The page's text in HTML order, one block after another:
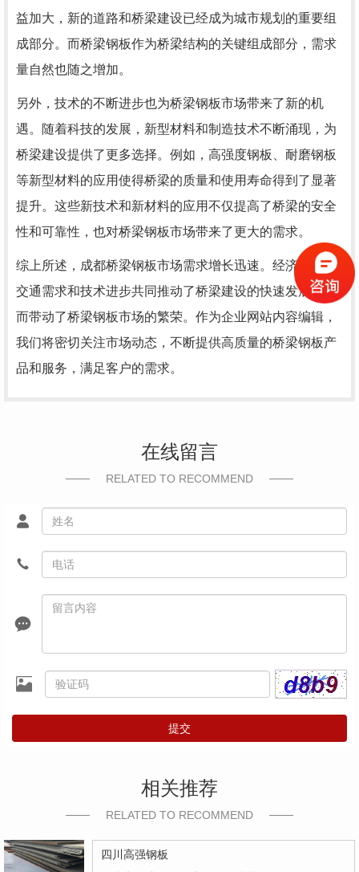
益加大，新的道路和桥梁建设已经成为城市规划的重要组
成部分。而桥梁钢板作为桥梁结构的关键组成部分，需求
量自然也随之增加。
另外，技术的不断进步也为桥梁钢板市场带来了新的机
遇。随着科技的发展，新型材料和制造技术不断涌现，为
桥梁建设提供了更多选择。例如，高强度钢板、耐磨钢板
等新型材料的应用使得桥梁的质量和使用寿命得到了显著
提升。这些新技术和新材料的应用不仅提高了桥梁的安全
性和可靠性，也对桥梁钢板市场带来了更大的需求。
综上所述，成都桥梁钢板市场需求增长迅速。经济发展、
交通需求和技术进步共同推动了桥梁建设的快速发展，进
而带动了桥梁钢板市场的繁荣。作为企业网站内容编辑，
我们将密切关注市场动态，不断提供高质量的桥梁钢板产
品和服务，满足客户的需求。
在线留言
RELATED TO RECOMMEND
提交
相关推荐
RELATED TO RECOMMEND
四川高强钢板